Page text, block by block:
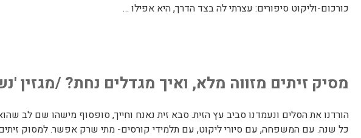
כורכום-וליקוט סיפורים: עצרתי לה בצד הדרך, היא אפילו …
מסיק זיתים מזווה מלא, ואיך מגדלים נחת? /מגזין
הורדנו את הסלים ונעמדנו סביב עץ הזית. סבא זית נאנח וחייך, סופסוף מישהו שם לב
כל שנה. עם המשפחה, עם סיורי ליקוט, עם תלמידי קורסים- מתי שרק אפשר. למסוק